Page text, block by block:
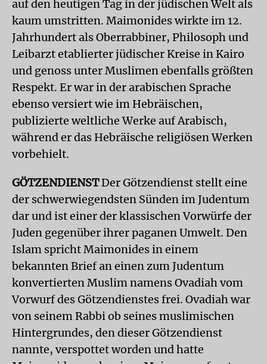
auf den heutigen Tag in der jüdischen Welt als
kaum umstritten. Maimonides wirkte im 12.
Jahrhundert als Oberrabbiner, Philosoph und
Leibarzt etablierter jüdischer Kreise in Kairo
und genoss unter Muslimen ebenfalls größten
Respekt. Er war in der arabischen Sprache
ebenso versiert wie im Hebräischen,
publizierte weltliche Werke auf Arabisch,
während er das Hebräische religiösen Werken
vorbehielt.
GÖTZENDIENSTDer Götzendienst stellt eine
der schwerwiegendsten Sünden im Judentum
dar und ist einer der klassischen Vorwürfe der
Juden gegenüber ihrer paganen Umwelt. Den
Islam spricht Maimonides in einem
bekannten Brief an einen zum Judentum
konvertierten Muslim namens Ovadiah vom
Vorwurf des Götzendienstes frei. Ovadiah war
von seinem Rabbi ob seines muslimischen
Hintergrundes, den dieser Götzendienst
nannte, verspottet worden und hatte